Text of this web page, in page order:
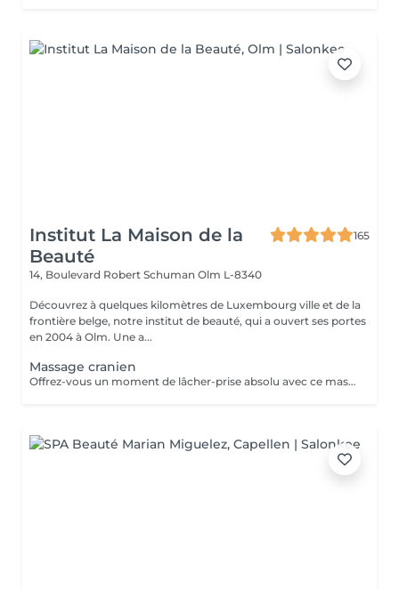
Institut La Maison de la
Beauté
165
14, Boulevard Robert Schuman Olm L-8340
Découvrez à quelques kilomètres de Luxembourg ville et de la
frontière belge, notre institut de beauté, qui a ouvert ses portes
en 2004 à Olm. Une a...
Massage cranien
Offrez-vous un moment de lâcher-prise absolu avec ce massage crânien japonais authentique, transmis par une formatrice venue du Japon. Ce soin agit sur le cuir chevelu, la nuque et les trapèzes pour relâcher les tensions, apaiser le mental et rééquilibrer les énergies. Il favorise la détente profonde, améliore la circulation et aide à libérer le stress et la fatigue nerveuse. Idéal seul ou en complément d'un soin, pour une expérience de bien-être global et revitalisante.